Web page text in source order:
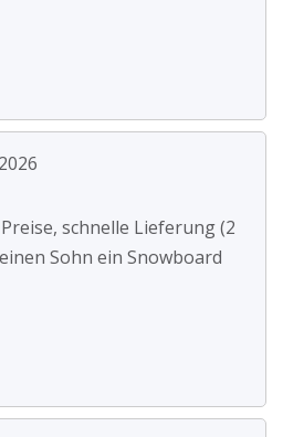
schnelle Lieferung (2
Sohn ein Snowboard